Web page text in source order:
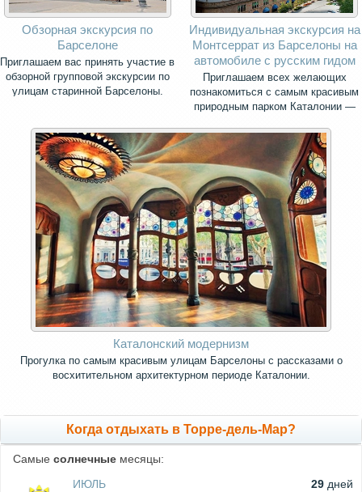
Обзорная экскурсия по
Барселоне
Приглашаем вас принять участие в
обзорной групповой экскурсии по
улицам старинной Барселоны.
Индивидуальная экскурсия на
Монтсеррат из Барселоны на
автомобиле с русским гидом
Приглашаем всех желающих
познакомиться с самым красивым
природным парком Каталонии —
Каталонский модернизм
Прогулка по самым красивым улицам Барселоны с рассказами о
восхитительном архитектурном периоде Каталонии.
Когда отдыхать в Торре-дель-Мар?
Самые солнечные месяцы:
ИЮЛЬ
29 дней